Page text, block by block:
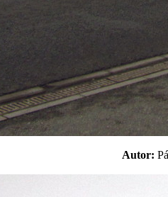
Autor: